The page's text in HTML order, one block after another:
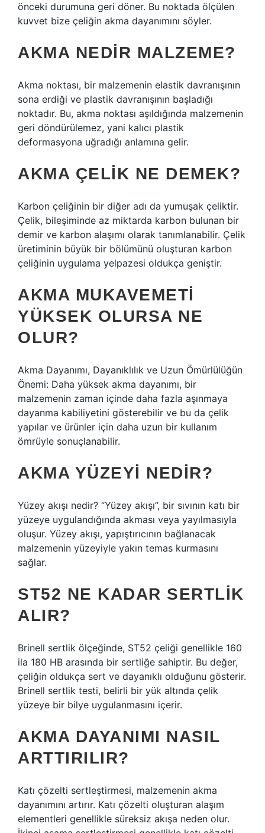
önceki durumuna geri döner. Bu noktada ölçülen
kuvvet bize çeliğin akma dayanımını söyler.
AKMA NEDIR MALZEME?
Akma noktası, bir malzemenin elastik davranışının
sona erdiği ve plastik davranışının başladığı
noktadır. Bu, akma noktası aşıldığında malzemenin
geri döndürülemez, yani kalıcı plastik
deformasyona uğradığı anlamına gelir.
AKMA ÇELIK NE DEMEK?
Karbon çeliğinin bir diğer adı da yumuşak çeliktir.
Çelik, bileşiminde az miktarda karbon bulunan bir
demir ve karbon alaşımı olarak tanımlanabilir. Çelik
üretiminin büyük bir bölümünü oluşturan karbon
çeliğinin uygulama yelpazesi oldukça geniştir.
AKMA MUKAVEMETI
YÜKSEK OLURSA NE
OLUR?
Akma Dayanımı, Dayanıklılık ve Uzun Ömürlülüğün
Önemi: Daha yüksek akma dayanımı, bir
malzemenin zaman içinde daha fazla aşınmaya
dayanma kabiliyetini gösterebilir ve bu da çelik
yapılar ve ürünler için daha uzun bir kullanım
ömrüyle sonuçlanabilir.
AKMA YÜZEYI NEDIR?
Yüzey akışı nedir? “Yüzey akışı”, bir sıvının katı bir
yüzeye uygulandığında akması veya yayılmasıyla
oluşur. Yüzey akışı, yapıştırıcının bağlanacak
malzemenin yüzeyiyle yakın temas kurmasını
sağlar.
ST52 NE KADAR SERTLIK
ALIR?
Brinell sertlik ölçeğinde, ST52 çeliği genellikle 160
ila 180 HB arasında bir sertliğe sahiptir. Bu değer,
çeliğin oldukça sert ve dayanıklı olduğunu gösterir.
Brinell sertlik testi, belirli bir yük altında çelik
yüzeye bir bilye uygulanmasını içerir.
AKMA DAYANIMI NASIL
ARTTIRILIR?
Katı çözelti sertleştirmesi, malzemenin akma
dayanımını artırır. Katı çözelti oluşturan alaşım
elementleri genellikle süreksiz akışa neden olur.